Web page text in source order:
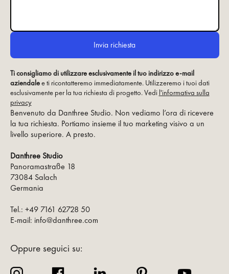
Benvenuto da Danthree Studio. Non vediamo l’ora di ricevere
la tua richiesta. Portiamo insieme il tuo marketing visivo a un
livello superiore. A presto.
Danthree Studio
Panoramastraße 18
73084 Salach
Germania
Tel.: +49 7161 62728 50
E-mail: info@danthree.com
Oppure seguici su:
Ti consigliamo di utilizzare esclusivamente il tuo indirizzo e-mail
aziendalee ti ricontatteremo immediatamente. Utilizzeremo i tuoi dati
esclusivamente per la tua richiesta di progetto. Vedi l'informativa sulla
privacy